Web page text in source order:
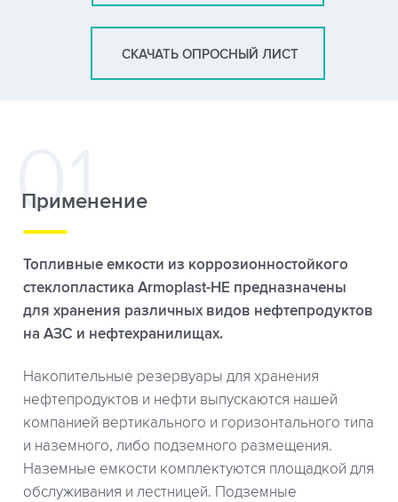
СКАЧАТЬ ОПРОСНЫЙ ЛИСТ
Применение
Топливные емкости из коррозионностойкого
стеклопластика Armoplast-НЕ предназначены
для хранения различных видов нефтепродуктов
на АЗС и нефтехранилищах.
Накопительные резервуары для хранения
нефтепродуктов и нефти выпускаются нашей
компанией вертикального и горизонтального типа
и наземного, либо подземного размещения.
Наземные емкости комплектуются площадкой для
обслуживания и лестницей. Подземные